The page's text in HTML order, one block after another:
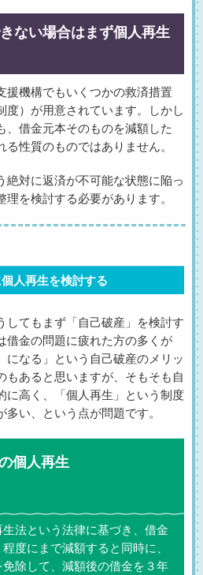
ない場合はまず個人再生
援機構でもいくつかの救済措置
度）が用意されています。しかし
、借金元本そのものを減額した
る性質のものではありません。
絶対に返済が不可能な状態に陥っ
を検討する必要があります。
人再生を検討する
してもまず「自己破産」を検討す
借金の問題に疲れた方の多くが
になる」という自己破産のメリッ
もあると思いますが、そもそも自
に高く、「個人再生」という制度
多い、という点が問題です。
個人再生
法という法律に基づき、借金
度にまで減額すると同時に、
除して、減額後の借金を３年